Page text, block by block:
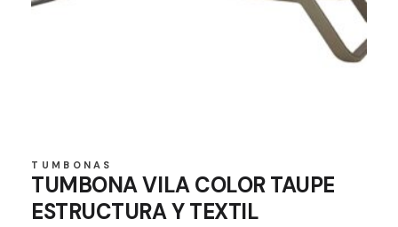
TUMBONAS
TUMBONA VILA COLOR TAUPE
ESTRUCTURA Y TEXTIL